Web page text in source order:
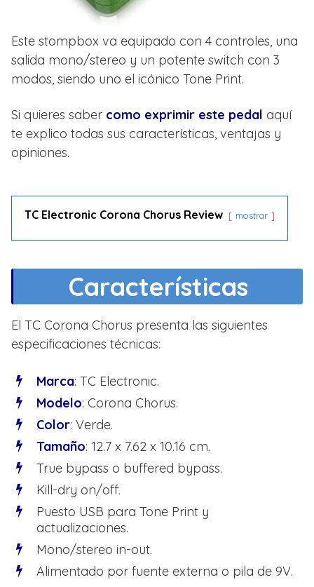
Este stompbox va equipado con 4 controles, una
salida mono/stereo y un potente switch con 3
modos, siendo uno el icónico Tone Print.
Si quieres saber como exprimir este pedal aquí
te explico todas sus características, ventajas y
opiniones.
TC Electronic Corona Chorus Review mostrar
Características
El TC Corona Chorus presenta las siguientes
especificaciones técnicas:
Marca: TC Electronic.
Modelo: Corona Chorus.
Color: Verde.
Tamaño: 12.7 x 7.62 x 10.16 cm.
True bypass o buffered bypass.
Kill-dry on/off.
Puesto USB para Tone Print y
actualizaciones.
Mono/stereo in-out.
Alimentado por fuente externa o pila de 9V.